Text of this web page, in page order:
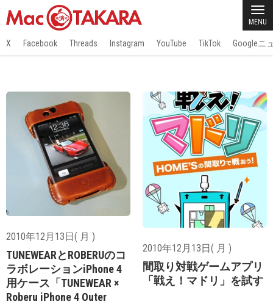
MENU
X Facebook Threads Instagram YouTube TikTok Googleニ
2010年12月13日( 月 )
TUNEWEARとROBERUのコ
ラボレーションiPhone 4
用ケース「TUNEWEAR ×
Roberu iPhone 4 Outer
2010年12月13日( 月 )
間取り対戦ゲームアプリ
「戦え！マドリ」を試す